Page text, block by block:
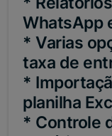
WhatsApp
* Varias
taxa de
*
planilha
* Controle